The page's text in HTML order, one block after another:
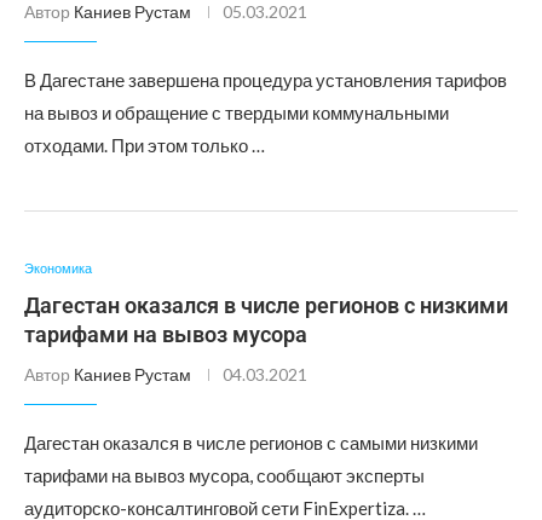
Автор Каниев Рустам 05.03.2021
В Дагестане завершена процедура установления тарифов
на вывоз и обращение с твердыми коммунальными
отходами. При этом только …
Экономика
Дагестан оказался в числе регионов с низкими
тарифами на вывоз мусора
Автор Каниев Рустам 04.03.2021
Дагестан оказался в числе регионов с самыми низкими
тарифами на вывоз мусора, сообщают эксперты
аудиторско-консалтинговой сети FinExpertiza. …